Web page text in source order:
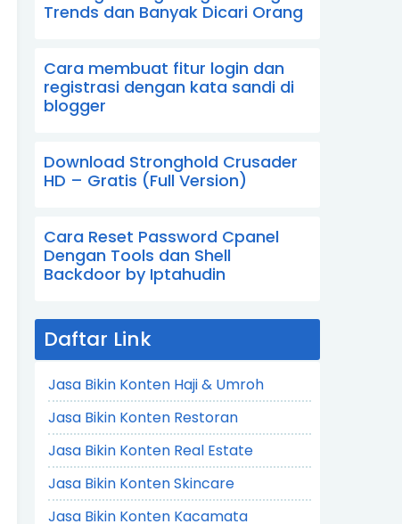
Trends dan Banyak Dicari Orang
Cara membuat fitur login dan
registrasi dengan kata sandi di
blogger
Download Stronghold Crusader
HD – Gratis (Full Version)
Cara Reset Password Cpanel
Dengan Tools dan Shell
Backdoor by Iptahudin
Daftar Link
Jasa Bikin Konten Haji & Umroh
Jasa Bikin Konten Restoran
Jasa Bikin Konten Real Estate
Jasa Bikin Konten Skincare
Jasa Bikin Konten Kacamata